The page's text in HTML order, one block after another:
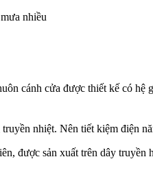
nhiều
cánh cửa được thiết kế có hệ
nhiệt. Nên tiết kiệm điện
được sản xuất trên dây